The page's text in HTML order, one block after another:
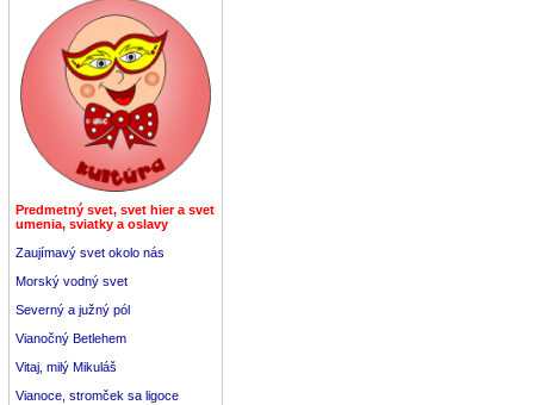
Predmetný svet, svet hier a svet
umenia, sviatky a oslavy
Zaujímavý svet okolo nás
Morský vodný svet
Severný a južný pól
Vianočný Betlehem
Vitaj, milý Mikuláš
Vianoce, stromček sa ligoce